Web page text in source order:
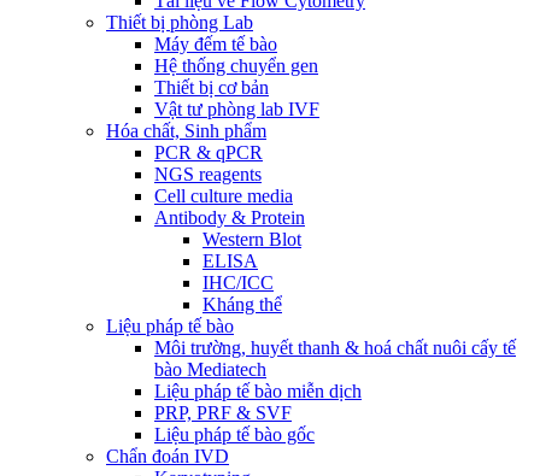
Thiết bị phòng Lab
Máy đếm tế bào
Hệ thống chuyển gen
Thiết bị cơ bản
Vật tư phòng lab IVF
Hóa chất, Sinh phẩm
PCR & qPCR
NGS reagents
Cell culture media
Antibody & Protein
Western Blot
ELISA
IHC/ICC
Kháng thể
Liệu pháp tế bào
Môi trường, huyết thanh & hoá chất nuôi cấy tế
bào Mediatech
Liệu pháp tế bào miễn dịch
PRP, PRF & SVF
Liệu pháp tế bào gốc
Chẩn đoán IVD